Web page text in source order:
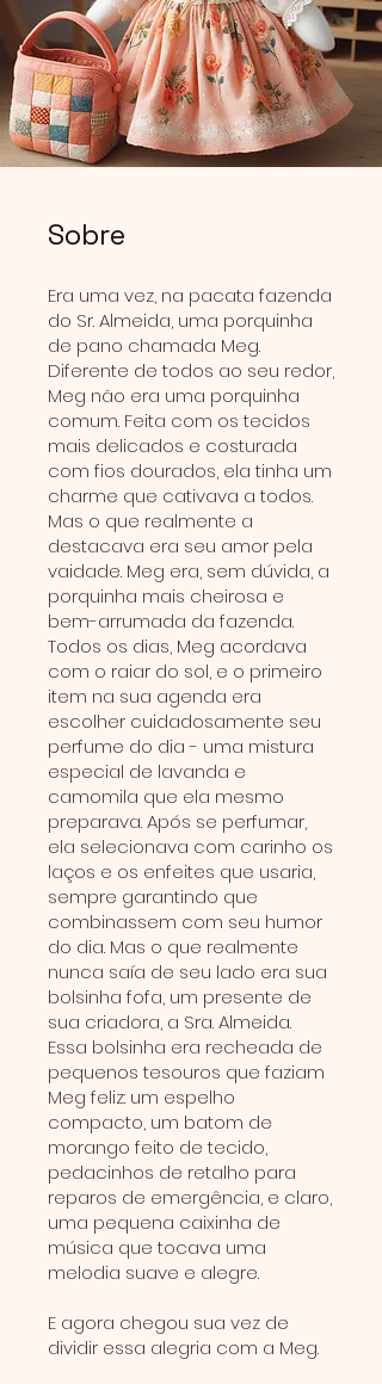
Sobre
Era uma vez, na pacata fazenda
do Sr. Almeida, uma porquinha
de pano chamada Meg.
Diferente de todos ao seu redor,
Meg não era uma porquinha
comum. Feita com os tecidos
mais delicados e costurada
com fios dourados, ela tinha um
charme que cativava a todos.
Mas o que realmente a
destacava era seu amor pela
vaidade. Meg era, sem dúvida, a
porquinha mais cheirosa e
bem-arrumada da fazenda.
Todos os dias, Meg acordava
com o raiar do sol, e o primeiro
item na sua agenda era
escolher cuidadosamente seu
perfume do dia - uma mistura
especial de lavanda e
camomila que ela mesmo
preparava. Após se perfumar,
ela selecionava com carinho os
laços e os enfeites que usaria,
sempre garantindo que
combinassem com seu humor
do dia. Mas o que realmente
nunca saía de seu lado era sua
bolsinha fofa, um presente de
sua criadora, a Sra. Almeida.
Essa bolsinha era recheada de
pequenos tesouros que faziam
Meg feliz: um espelho
compacto, um batom de
morango feito de tecido,
pedacinhos de retalho para
reparos de emergência, e claro,
uma pequena caixinha de
música que tocava uma
melodia suave e alegre.
E agora chegou sua vez de
dividir essa alegria com a Meg.